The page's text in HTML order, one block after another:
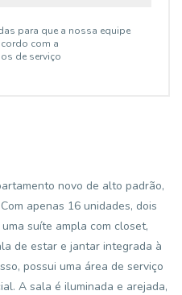
para que a nossa equipe
com a
de serviço
novo de alto padrão,
apenas 16 unidades, dois
suíte ampla com closet,
de estar e jantar integrada à
possui uma área de serviço
A sala é iluminada e arejada,